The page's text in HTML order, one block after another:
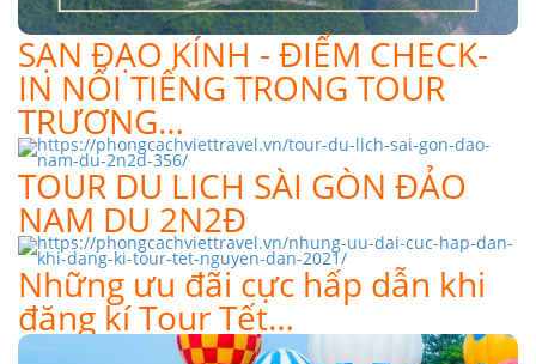
SẠN ĐẠO KÍNH - ĐIỂM CHECK-
IN NỔI TIẾNG TRONG TOUR
TRƯƠNG…
TOUR DU LICH SÀI GÒN ĐẢO
NAM DU 2N2Đ
Những ưu đãi cực hấp dẫn khi
đăng kí Tour Tết…